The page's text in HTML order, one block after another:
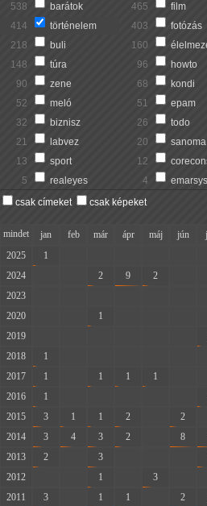
538
barátok 465 film
414
történelem 403 fotózás
218
buli 160
148
túra 96 howto
90
zene 68 kondi
52
meló 51 epam
32
biznisz 26 todo
21
labvez 20 sanoma
13
sport 12
5
realeyes 4
emarsys
csak címeket
csak képeket
mindet jan feb már ápr máj jún
2025
1
2024
2 9 2
2023
2020
1
2019
2018
1
2017
1 1 1 1
2016
1
2015
3 1 1 2 2
2014
3 4 3 2 8
2013
2 3
2012
1 3
2011
3 1 1 2